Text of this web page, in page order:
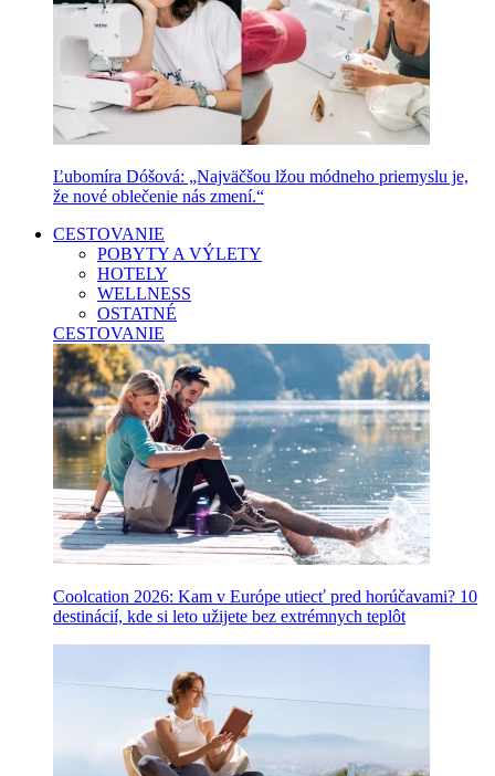
Ľubomíra Dóšová: „Najväčšou lžou módneho priemyslu je,
že nové oblečenie nás zmení.“
CESTOVANIE
POBYTY A VÝLETY
HOTELY
WELLNESS
OSTATNÉ
CESTOVANIE
Coolcation 2026: Kam v Európe utiecť pred horúčavami? 10
destinácií, kde si leto užijete bez extrémnych teplôt